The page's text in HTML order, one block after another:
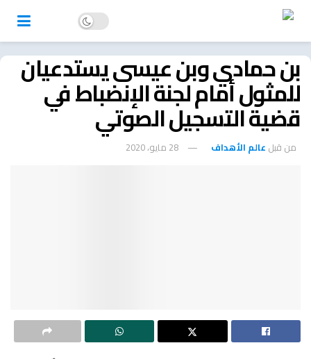
بن حمادي وبن عيسى يستدعيان
للمثول أمام لجنة الإنضباط في
قضية التسجيل الصوتي
من قبل عالم الأهداف 28 مايو، 2020